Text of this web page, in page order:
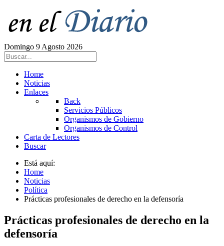
Domingo 9 Agosto 2026
Home
Noticias
Enlaces
Back
Servicios Públicos
Organismos de Gobierno
Organismos de Control
Carta de Lectores
Buscar
Está aquí:
Home
Noticias
Política
Prácticas profesionales de derecho en la defensoría
Prácticas profesionales de derecho en la
defensoría